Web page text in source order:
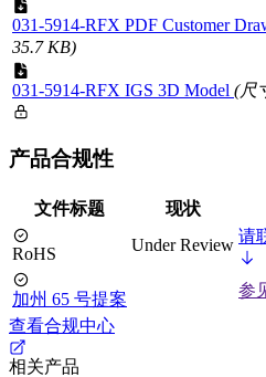
031-5914-RFX PDF Customer
35.7 KB)
031-5914-RFX IGS 3D Model (尺
产品合规性
文件标题 现状
RoHS Under Review 请
加州 65 号提案
参
查看合规中心
相关产品